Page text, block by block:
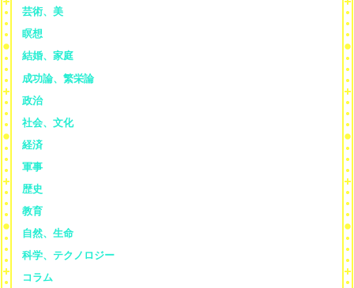
芸術、美
瞑想
結婚、家庭
成功論、繁栄論
政治
社会、文化
経済
軍事
歴史
教育
自然、生命
科学、テクノロジー
コラム